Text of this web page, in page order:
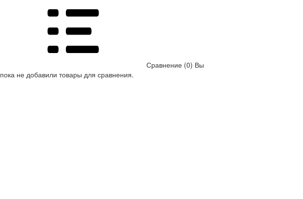
Сравнение (0) Вы
пока не добавили товары для сравнения.